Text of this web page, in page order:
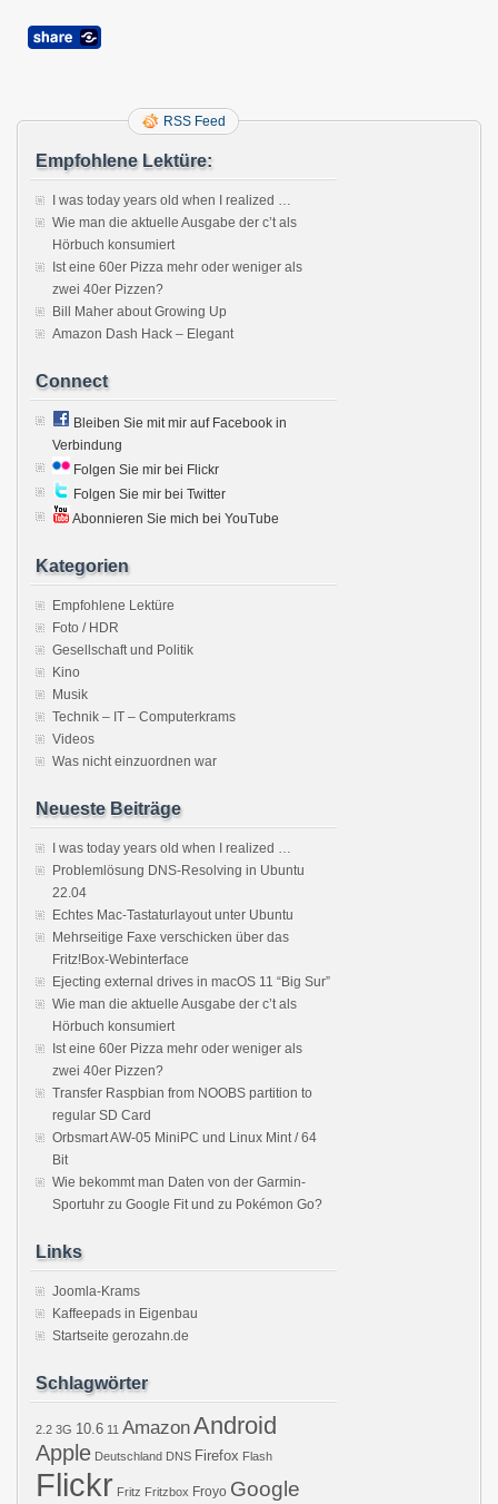
RSS Feed
Empfohlene Lektüre:
I was today years old when I realized …
Wie man die aktuelle Ausgabe der c’t als
Hörbuch konsumiert
Ist eine 60er Pizza mehr oder weniger als
zwei 40er Pizzen?
Bill Maher about Growing Up
Amazon Dash Hack – Elegant
Connect
Bleiben Sie mit mir auf Facebook in
Verbindung
Folgen Sie mir bei Flickr
Folgen Sie mir bei Twitter
Abonnieren Sie mich bei YouTube
Kategorien
Empfohlene Lektüre
Foto / HDR
Gesellschaft und Politik
Kino
Musik
Technik – IT – Computerkrams
Videos
Was nicht einzuordnen war
Neueste Beiträge
I was today years old when I realized …
Problemlösung DNS-Resolving in Ubuntu
22.04
Echtes Mac-Tastaturlayout unter Ubuntu
Mehrseitige Faxe verschicken über das
Fritz!Box-Webinterface
Ejecting external drives in macOS 11 “Big Sur”
Wie man die aktuelle Ausgabe der c’t als
Hörbuch konsumiert
Ist eine 60er Pizza mehr oder weniger als
zwei 40er Pizzen?
Transfer Raspbian from NOOBS partition to
regular SD Card
Orbsmart AW-05 MiniPC und Linux Mint / 64
Bit
Wie bekommt man Daten von der Garmin-
Sportuhr zu Google Fit und zu Pokémon Go?
Links
Joomla-Krams
Kaffeepads in Eigenbau
Startseite gerozahn.de
Schlagwörter
2.2 3G 10.6 11 AmazonAndroid
Apple Deutschland DNS Firefox Flash
Flickr Fritz Fritzbox Froyo Google